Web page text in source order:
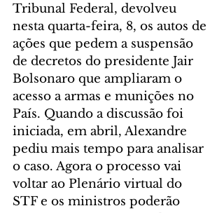
Tribunal Federal, devolveu
nesta quarta-feira, 8, os autos de
ações que pedem a suspensão
de decretos do presidente Jair
Bolsonaro que ampliaram o
acesso a armas e munições no
País. Quando a discussão foi
iniciada, em abril, Alexandre
pediu mais tempo para analisar
o caso. Agora o processo vai
voltar ao Plenário virtual do
STF e os ministros poderão